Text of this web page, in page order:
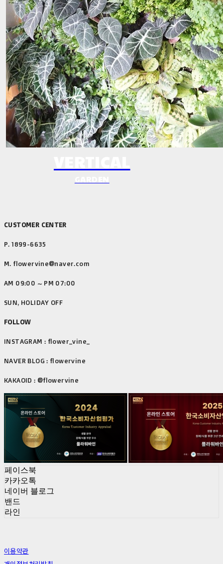
CUSTOMER CENTER
P. 1899-6635
M. flowervine@naver.com
AM 09:00 ~ PM 07:00
SUN, HOLIDAY OFF
FOLLOW
INSTAGRAM : flower_vine_
NAVER BLOG : flowervine
KAKAOID : @flowervine
페이스북
카카오톡
네이버 블로그
밴드
라인
이용약관